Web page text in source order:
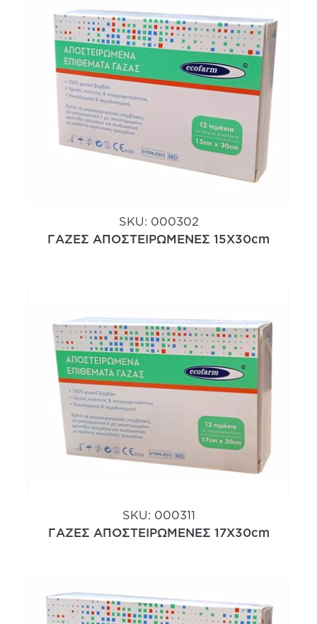
SKU: 000302
ΓΑΖΕΣ ΑΠΟΣΤΕΙΡΩΜΕΝΕΣ 15Χ30cm
SKU: 000311
ΓΑΖΕΣ ΑΠΟΣΤΕΙΡΩΜΕΝΕΣ 17Χ30cm